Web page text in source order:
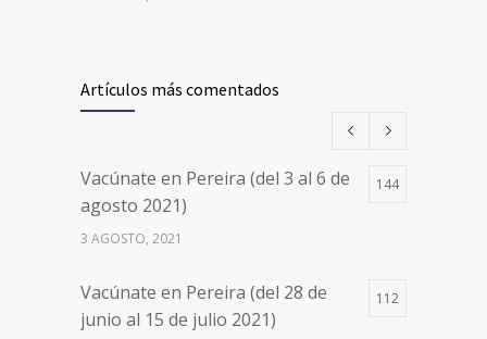
de agosto 2021) mayores de 20
años
Números de Teléfono y Horarios
de Atención para pedir Citas
Médicas en los 5 departamentos
Clínica Cancerológica de Boyacá,
Oncólogos del Occidente y Unión
Artículos más comentados
Vacúnate en Pereira (del 3 al 6 de
agosto 2021)
144
3 AGOSTO, 2021
Vacúnate en Pereira (del 28 de
junio al 15 de julio 2021)
112